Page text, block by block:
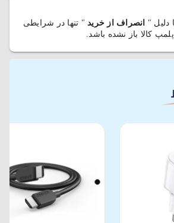
دلیل "
انصراف از خرید " تنها در شرایطی
کالا باز نشده باشد.